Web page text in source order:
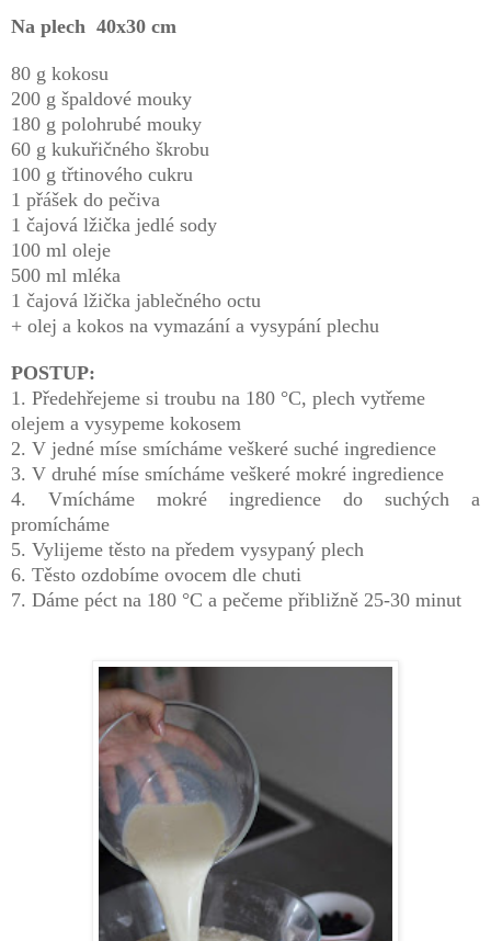
Na plech 40x30 cm
80 g kokosu
200 g špaldové mouky
180 g polohrubé mouky
60 g kukuřičného škrobu
100 g třtinového cukru
1 přášek do pečiva
1 čajová lžička jedlé sody
100 ml oleje
500 ml mléka
1 čajová lžička jablečného octu
+ olej a kokos na vymazání a vysypání plechu
POSTUP:
1. Předehřejeme si troubu na 180 °C, plech vytřeme
olejem a vysypeme kokosem
2. V jedné míse smícháme veškeré suché ingredience
3. V druhé míse smícháme veškeré mokré ingredience
4. Vmícháme mokré ingredience do suchých a
promícháme
5. Vylijeme těsto na předem vysypaný plech
6. Těsto ozdobíme ovocem dle chuti
7. Dáme péct na 180 °C a pečeme přibližně 25-30 minut